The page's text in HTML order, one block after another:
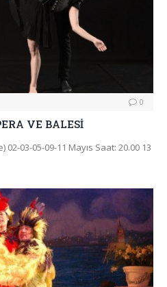
0
VE BALESİ
03-05-09-11 Mayıs Saat: 20.00 13